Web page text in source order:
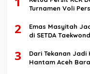
Turnamen Voli
2
Emas Masyitah
di SETDA
3
Dari Tekanan Jadi
Hantam Aceh